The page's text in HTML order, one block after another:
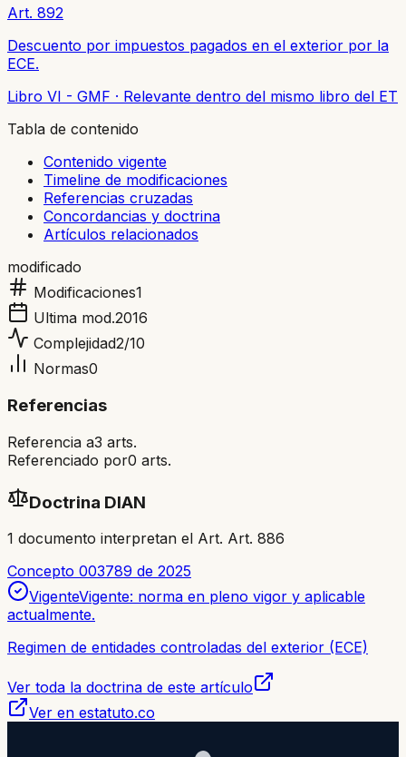
Art. 892
Descuento por impuestos pagados en el exterior por la
ECE.
Libro VI - GMF · Relevante dentro del mismo libro del ET
Tabla de contenido
Contenido vigente
Timeline de modificaciones
Referencias cruzadas
Concordancias y doctrina
Artículos relacionados
modificado
Modificaciones1
Ultima mod.2016
Complejidad2/10
Normas0
Referencias
Referencia a3 arts.
Referenciado por0 arts.
Doctrina DIAN
1 documento interpretan el Art. Art. 886
Concepto 003789 de 2025
VigenteVigente: norma en pleno vigor y aplicable
actualmente.
Regimen de entidades controladas del exterior (ECE)
Ver toda la doctrina de este artículo
Ver en estatuto.co